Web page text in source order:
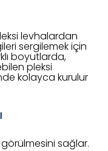
levhalardan
sergilemek için
boyutlarda,
pleksi
kolayca kurulur
sağlar.